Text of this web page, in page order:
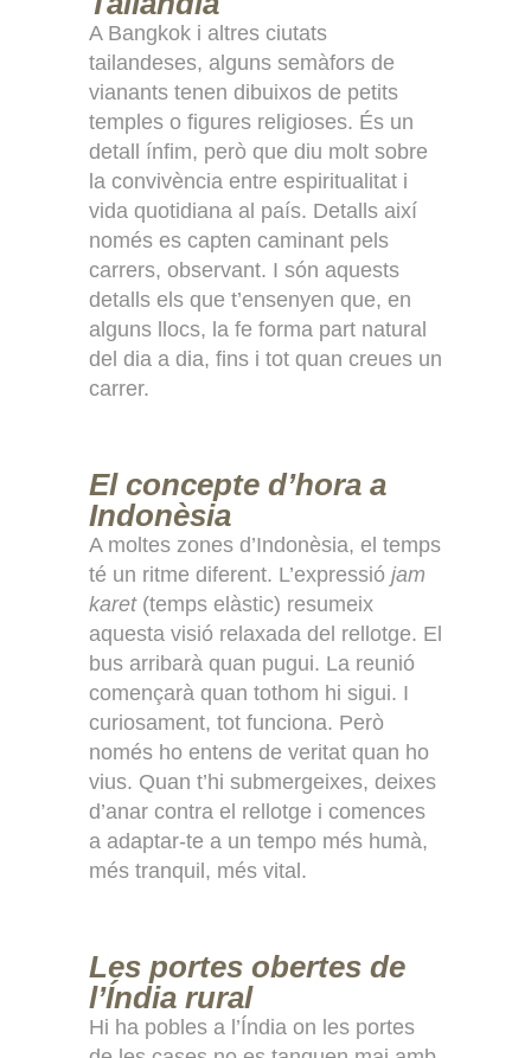
A Bangkok i altres ciutats
tailandeses, alguns semàfors de
vianants tenen dibuixos de petits
temples o figures religioses. És un
detall ínfim, però que diu molt sobre
la convivència entre espiritualitat i
vida quotidiana al país. Detalls així
només es capten caminant pels
carrers, observant. I són aquests
detalls els que t’ensenyen que, en
alguns llocs, la fe forma part natural
del dia a dia, fins i tot quan creues un
carrer.
El concepte d’hora a
Indonèsia
A moltes zones d’Indonèsia, el temps
té un ritme diferent. L’expressió jam
karet(temps elàstic) resumeix
aquesta visió relaxada del rellotge. El
bus arribarà quan pugui. La reunió
començarà quan tothom hi sigui. I
curiosament, tot funciona. Però
només ho entens de veritat quan ho
vius. Quan t’hi submergeixes, deixes
d’anar contra el rellotge i comences
a adaptar-te a un tempo més humà,
més tranquil, més vital.
Les portes obertes de
l’Índia rural
Hi ha pobles a l’Índia on les portes